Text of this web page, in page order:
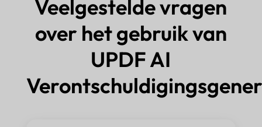
Veelgestelde vragen
over het gebruik van
UPDF AI